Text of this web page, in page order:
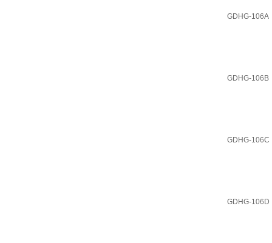
GDHG-106A
GDHG-106B
GDHG-106C
GDHG-106D